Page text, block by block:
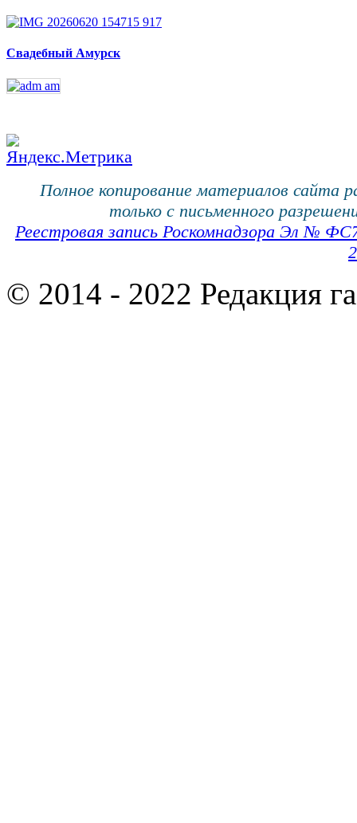
Свадебный Амурск
Полное копирование материалов сайта
только с письменного
Реестровая запись Роскомнадзора Эл №
© 2014 - 2022 Редакция